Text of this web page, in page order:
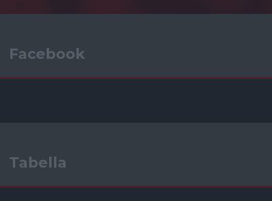
Facebook
Tabella